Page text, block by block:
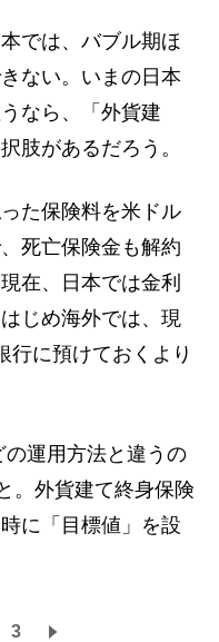
では、バブル期ほ
ない。いまの日本
なら、「外貨建
肢があるだろう。
た保険料を米ドル
死亡保険金も解約
在、日本では金利
じめ海外では、現
行に預けておくより
運用方法と違うの
。外貨建て終身保険
に「目標値」を設
3